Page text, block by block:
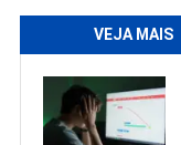
VEJA MAIS